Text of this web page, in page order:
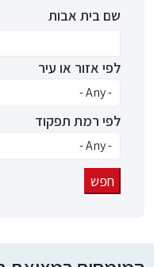
שם בית אבות
לפי אזור או עיר
לפי רמת תפקוד